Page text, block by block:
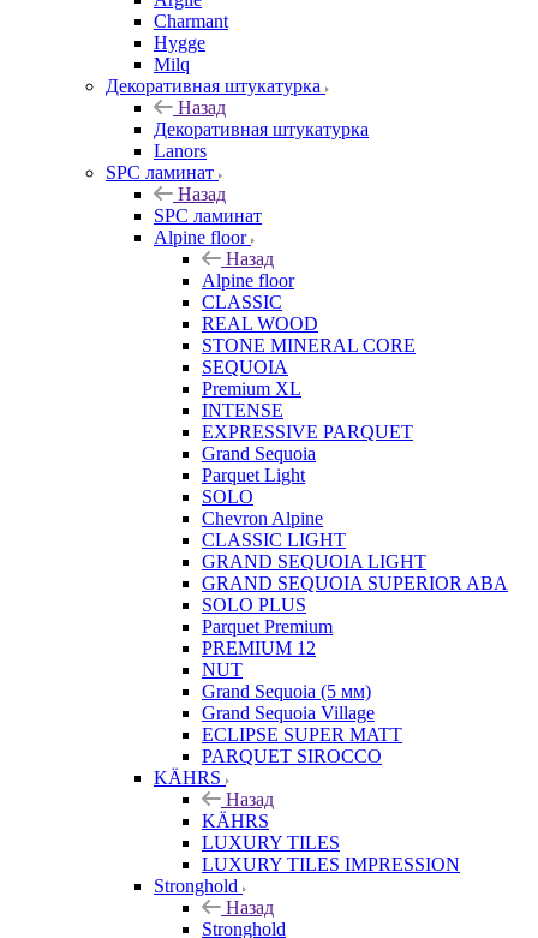
Charmant
Hygge
Milq
Декоративная штукатурка
Назад
Декоративная штукатурка
Lanors
SPC ламинат
Назад
SPC ламинат
Alpine floor
Назад
Alpine floor
CLASSIC
REAL WOOD
STONE MINERAL CORE
SEQUOIA
Premium XL
INTENSE
EXPRESSIVE PARQUET
Grand Sequoia
Parquet Light
SOLO
Chevron Alpine
CLASSIC LIGHT
GRAND SEQUOIA LIGHT
GRAND SEQUOIA SUPERIOR ABA
SOLO PLUS
Parquet Premium
PREMIUM 12
NUT
Grand Sequoia (5 мм)
Grand Sequoia Village
ECLIPSE SUPER MATT
PARQUET SIROCCO
KÄHRS
Назад
KÄHRS
LUXURY TILES
LUXURY TILES IMPRESSION
Stronghold
Назад
Stronghold